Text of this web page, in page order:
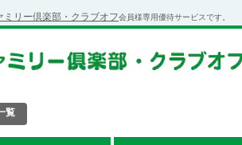
ミリー倶楽部・クラブオフ会員様専用優待サービスです。
覧